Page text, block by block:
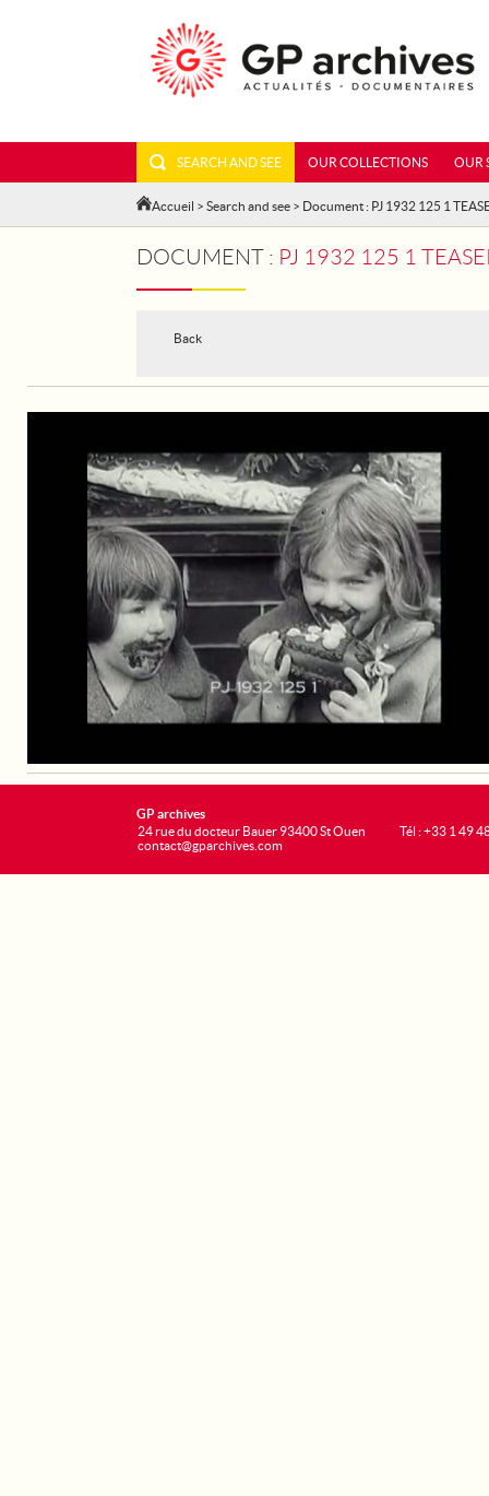
SEARCH AND SEE OUR COLLECTIONS OUR
Accueil > Search and see > Document : PJ 1932 125 1
DOCUMENT : PJ 1932 125 1
Back
GP archives
24 rue du docteur Bauer 93400 St Ouen
contact@gparchives.com
Tél : +33 1 49